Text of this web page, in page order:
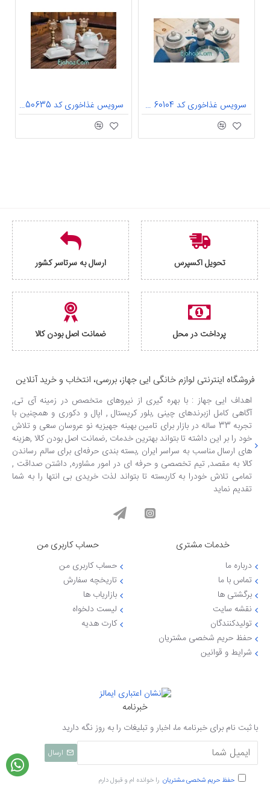
سرویس غذاخوری کد 60104 A2 آلانیا طرح گرد چینی تقدیس 6 نفره سرویس غذاخوری کد 50635 E1 فستیوال طرح پرنسس چینی تقدیس 6 نفره
تحویل اکسپرس ارسال به سرتاسر کشور
پرداخت در محل ضمانت اصل بودن کالا
فروشگاه اینترنتی لوازم خانگی ایی جهاز، بررسی، انتخاب و خرید آنلاین
اهداف ایی جهاز : با بهره گیری از نیروهای متخصص در زمینه آی تی,
آگاهی کامل ازبرندهای چینی ,بلور کریستال , اپال و دکوری و همچنین با
تجربه 33 ساله در بازار برای تامین بهینه جهیزیه نو عروسان سعی و تلاش
خود را بر این داشته تا بتواند بهترین خدمات ,ضمانت اصل بودن کالا ,هزینه
های ارسال مناسب به سراسر ایران ,بسته بندی حرفه‌ای برای سالم رساندن
کالا به مقصد, تیم تخصصی و حرفه ای در امور مشاوره, داشتن صداقت ,
تمامی تلاش خودرا به کاربسته تا بتواند لذت خریدی بی انتها را به شما
تقدیم نماید
خدمات مشتری
درباره ما
تماس با ما
برگشتی ها
نقشه سایت
تولیدکنندگان
حفظ حریم شخصی مشتریان
شرایط و قوانین
حساب کاربری من
حساب کاربری من
تاریخچه سفارش
بازاریاب ها
لیست دلخواه
کارت هدیه
خبرنامه
با ثبت نام برای خبرنامه ما، اخبار و تبلیغات را به روز نگه دارید
ارسال
حفظ حریم شخصی مشتریان را خوانده ام و قبول دارم